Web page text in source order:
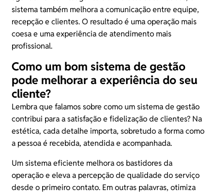
sistema também melhora a comunicação entre equipe,
recepção e clientes. O resultado é uma operação mais
coesa e uma experiência de atendimento mais
profissional.
Como um bom sistema de gestão
pode melhorar a experiência do seu
cliente?
Lembra que falamos sobre como um sistema de gestão
contribui para a satisfação e fidelização de clientes? Na
estética, cada detalhe importa, sobretudo a forma como
a pessoa é recebida, atendida e acompanhada.
Um sistema eficiente melhora os bastidores da
operação e eleva a percepção de qualidade do serviço
desde o primeiro contato. Em outras palavras, otimiza